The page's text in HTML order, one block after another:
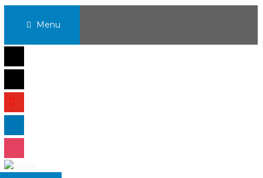
Saltar
contenidoMenu
mail
x
youtube
linkedin
instagram